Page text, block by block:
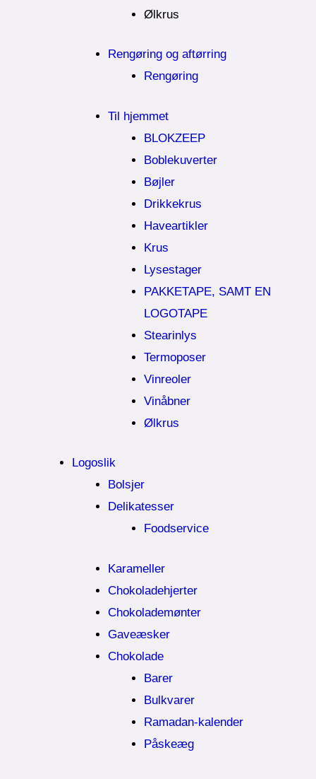
Ølkrus
Rengøring og aftørring
Rengøring
Til hjemmet
BLOKZEEP
Boblekuverter
Bøjler
Drikkekrus
Haveartikler
Krus
Lysestager
PAKKETAPE, SAMT EN
LOGOTAPE
Stearinlys
Termoposer
Vinreoler
Vinåbner
Ølkrus
Logoslik
Bolsjer
Delikatesser
Foodservice
Karameller
Chokoladehjerter
Chokolademønter
Gaveæsker
Chokolade
Barer
Bulkvarer
Ramadan-kalender
Påskeæg